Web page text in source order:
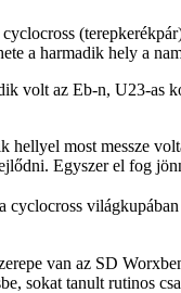
cyclocross
a harmadik hely a
volt az Eb-n, U23-as
most messze
Egyszer el fog
a cyclocross
van az SD
sokat tanult rutinos